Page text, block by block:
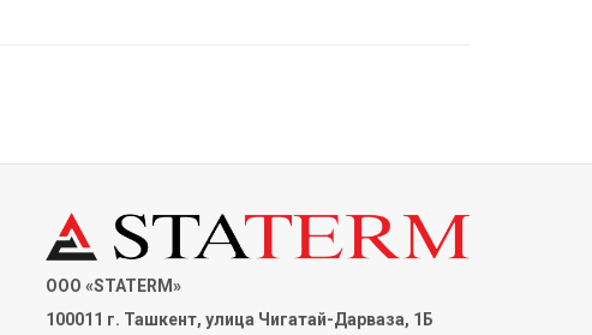
ООО «STATERM»
100011 г. Ташкент, улица Чигатай-Дарваза, 1Б